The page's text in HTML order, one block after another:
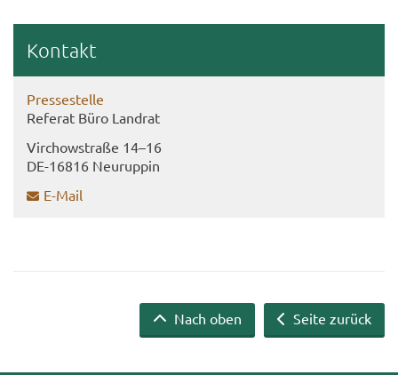
Kon­takt
Pres­se­stel­le
Re­fe­rat Büro Land­rat
Virch­ow­stra­ße 14–16
DE-​16816 Neu­rup­pin
E-​Mail
Seite zurück
Nach oben